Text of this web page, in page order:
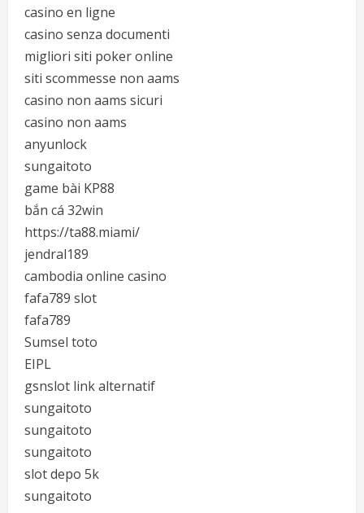
casino en ligne
casino senza documenti
migliori siti poker online
siti scommesse non aams
casino non aams sicuri
casino non aams
anyunlock
sungaitoto
game bài KP88
bắn cá 32win
https://ta88.miami/
jendral189
cambodia online casino
fafa789 slot
fafa789
Sumsel toto
EIPL
gsnslot link alternatif
sungaitoto
sungaitoto
sungaitoto
slot depo 5k
sungaitoto